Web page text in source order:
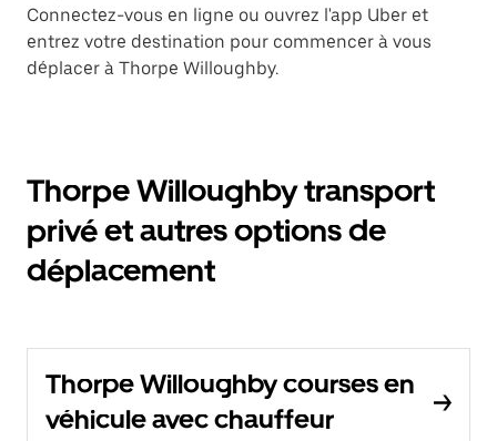
Connectez-vous en ligne ou ouvrez l'app Uber et
entrez votre destination pour commencer à vous
déplacer à Thorpe Willoughby.
Thorpe Willoughby transport
privé et autres options de
déplacement
Thorpe Willoughby courses en
véhicule avec chauffeur